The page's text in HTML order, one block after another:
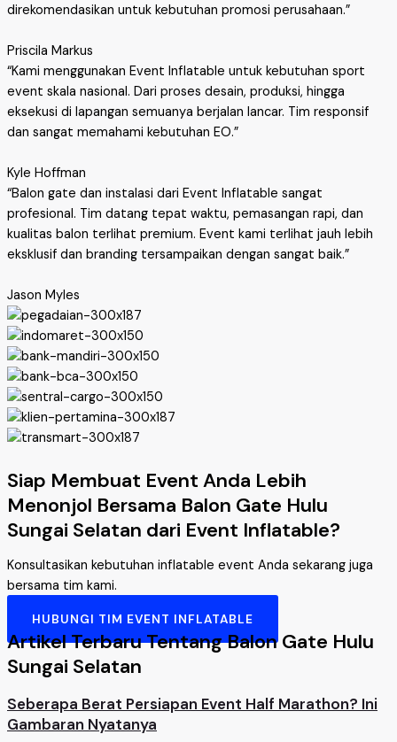
direkomendasikan untuk kebutuhan promosi perusahaan.”
Priscila Markus
“Kami menggunakan Event Inflatable untuk kebutuhan sport
event skala nasional. Dari proses desain, produksi, hingga
eksekusi di lapangan semuanya berjalan lancar. Tim responsif
dan sangat memahami kebutuhan EO.”
Kyle Hoffman
“Balon gate dan instalasi dari Event Inflatable sangat
profesional. Tim datang tepat waktu, pemasangan rapi, dan
kualitas balon terlihat premium. Event kami terlihat jauh lebih
eksklusif dan branding tersampaikan dengan sangat baik.”
Jason Myles
Siap Membuat Event Anda Lebih
Menonjol Bersama Balon Gate Hulu
Sungai Selatan dari Event Inflatable?
Konsultasikan kebutuhan inflatable event Anda sekarang juga
bersama tim kami.
HUBUNGI TIM EVENT INFLATABLE
Artikel Terbaru Tentang Balon Gate Hulu
Sungai Selatan
Seberapa Berat Persiapan Event Half Marathon? Ini
Gambaran Nyatanya